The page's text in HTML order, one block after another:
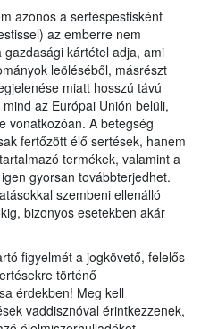
azonos a sertéspestisként
az emberre nem
kártétel adja, ami
leöléséből, másrészt
miatt hosszú távú
az Európai Unión belüli,
vonatkozóan. A betegség
fertőzött élő sertések, hanem
termékek, valamint a
gyorsan továbbterjedhet.
szembeni ellenálló
bizonyos esetekben akár
figyelmét a jogkövető, felelős
történő
érdekben! Meg kell
vaddisznóval érintkezzenek,